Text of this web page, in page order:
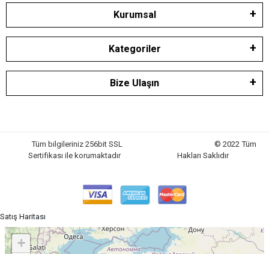
Kurumsal
Kategoriler
Bize Ulaşın
Tüm bilgileriniz 256bit SSL
Sertifikası ile korumaktadır
© 2022 Tüm
Hakları Saklıdır
Satış Haritası